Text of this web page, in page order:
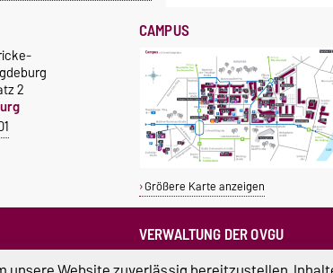
2
CAMPUS
Größere Karte anzeigen
der Universität
VERWALTUNG DER OVGU
Kanzlerin